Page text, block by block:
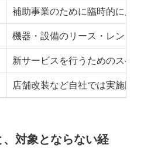
補助事業のために臨時的に雇
機器・設備のリース・レンタ
新サービスを行うためのスペ
店舗改装など自社では実施困
対象とならない経